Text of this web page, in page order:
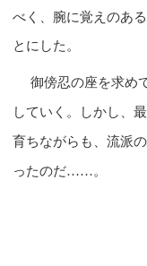
べく、腕に覚えのある
とにした。
御傍忍の座を求め
していく。しかし、
育ちながらも、流派
ったのだ……。